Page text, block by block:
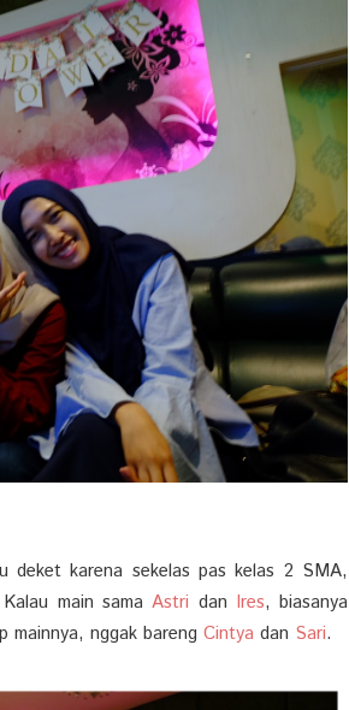
karena sekelas pas kelas 2 SMA,
main samaAstri dan Ires, biasanya
mainnya, nggak bareng Cintya dan Sari.